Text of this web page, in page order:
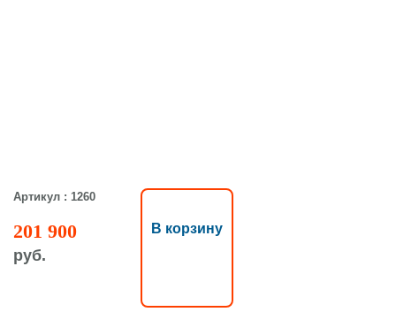
Артикул : 1260
201 900
руб.
В корзину